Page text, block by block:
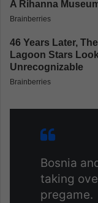
Bosnia
taking
pregame.